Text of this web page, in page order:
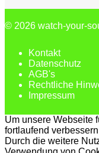
© 2026 watch-your-
Kontakt
Datenschutz
AGB's
Rechtliche
Impressum
Um unsere Webseite
fortlaufend
Durch die weitere